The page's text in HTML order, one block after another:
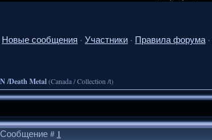
Новые сообщения · Участники · Правила форума ·
/Death Metal(Canada / Collection /t)
Сообщение # 1